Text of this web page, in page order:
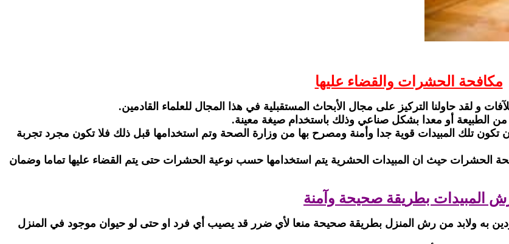
مكافحة الحشرات والقضاء عليها
و لقد حاولنا التركيز على مجال الأبحاث المستقبلية في هذا المجال للعلماء القادمين.
الطبيعة أو معدا بشكل صناعي وذلك باستخدام صيغة معينة.
تلك المبيدات قوية جدا وأمنة ومصرح بها من وزارة الصحة وتم استخدامها قبل ذلك فلا تكون مجرد تجربة
الحشرات حيث ان المبيدات الحشرية يتم استخدامها حسب نوعية الحشرات حتى يتم القضاء عليها تماما وضمان
المبيدات بطريقة صحيحة وآمنة
به ولابد من رش المنزل بطريقة صحيحة منعا لأي ضرر قد يصيب أي فرد او حتى لو حيوان موجود في المنزل